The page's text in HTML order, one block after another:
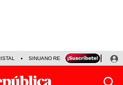
SINUANO RESULTADOS HOY